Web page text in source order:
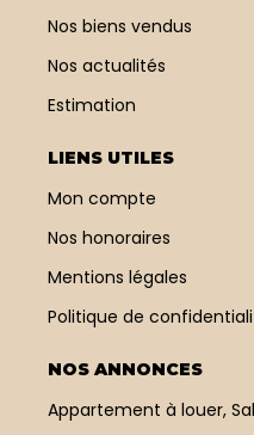
Nos biens vendus
Nos actualités
Estimation
LIENS UTILES
Mon compte
Nos honoraires
Mentions légales
Politique de
NOS ANNONCES
Appartement à louer,